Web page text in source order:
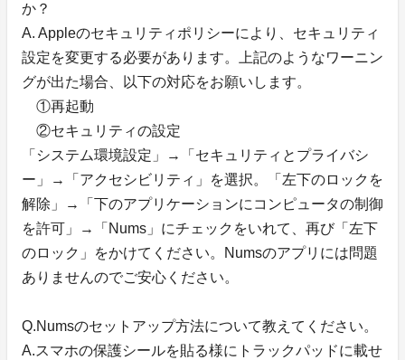
か？
A. Appleのセキュリティポリシーにより、セキュリティ
設定を変更する必要があります。上記のようなワーニン
グが出た場合、以下の対応をお願いします。
①再起動
②セキュリティの設定
「システム環境設定」→「セキュリティとプライバシ
ー」→「アクセシビリティ」を選択。「左下のロックを
解除」→「下のアプリケーションにコンピュータの制御
を許可」→「Nums」にチェックをいれて、再び「左下
のロック」をかけてください。Numsのアプリには問題
ありませんのでご安心ください。
Q.Numsのセットアップ方法について教えてください。
A.スマホの保護シールを貼る様にトラックパッドに載せ